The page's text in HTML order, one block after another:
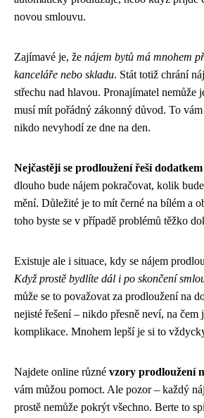
novou smlouvu.
Zajímavé je, že nájem bytů má mnohem
kanceláře nebo skladu. Stát totiž chrání
střechu nad hlavou. Pronajímatel nemůže
musí mít pořádný zákonný důvod. To
nikdo nevyhodí ze dne na den.
Nejčastěji se prodloužení řeší
dlouho bude nájem pokračovat, kolik
mění. Důležité je to mít černé na bílém a
toho byste se v případě problémů těžko
Existuje ale i situace, kdy se nájem
Když prostě bydlíte dál i po skončení
může se to považovat za prodloužení na
nejisté řešení – nikdo přesně neví, na
komplikace. Mnohem lepší je si to
Najdete online různé vzory prodloužení
vám můžou pomoct. Ale pozor – každý
prostě nemůže pokrýt všechno. Berte to